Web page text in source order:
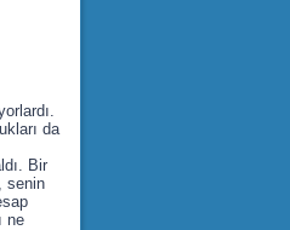
da
Bir
senin
ne